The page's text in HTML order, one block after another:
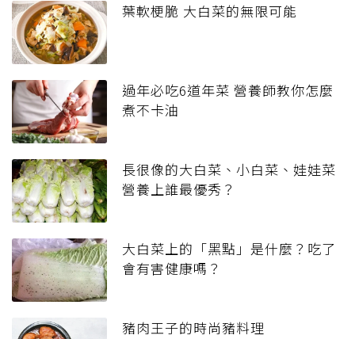
葉軟梗脆 大白菜的無限可能
過年必吃6道年菜 營養師教你怎麼
煮不卡油
長很像的大白菜、小白菜、娃娃菜
營養上誰最優秀？
大白菜上的「黑點」是什麼？吃了
會有害健康嗎？
豬肉王子的時尚豬料理